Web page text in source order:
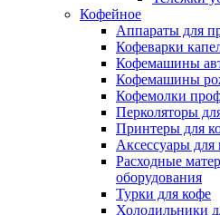
Кофейное
Аппараты для
Кофеварки
Кофемашины
Кофемашины
Кофемолки
Перколяторы
Принтеры для
Аксессуары для
Расходные
оборудования
Турки для кофе
Холодильники